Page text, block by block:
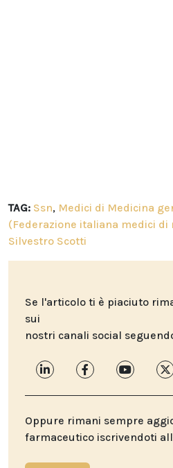
TAG: Ssn, Medici di Medicina
(Federazione italiana medici
Silvestro Scotti
Se l'articolo ti è piaciuto
sui
nostri canali social
Oppure rimani sempre
farmaceutico iscrivendoti